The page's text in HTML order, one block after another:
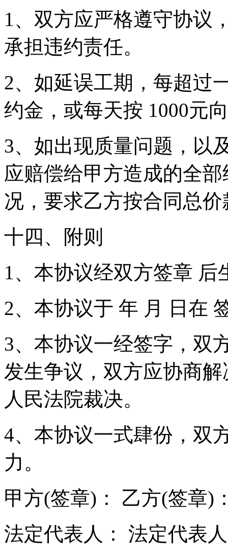
1、双方应严格遵守协议
承担违约责任。
2、如延误工期，每超过
约金，或每天按 1000元
3、如出现质量问题，以
应赔偿给甲方造成的全
况，要求乙方按合同总
十四、附则
1、本协议经双方签章 后
2、本协议于 年 月 日在
3、本协议一经签字，双
发生争议，双方应协商
人民法院裁决。
4、本协议一式肆份，双
力。
甲方(签章)： 乙方(签章)
法定代表人： 法定代表